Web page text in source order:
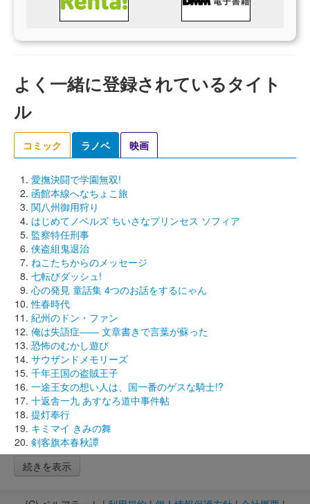
よく一緒に登録されているタイト
ル
コミック ラノベ 映画
愛撫決闘で学園無双!
函館本線へなちょこ旅
関八州御用狩り
はじめてノベルズ ちいさなプリンセス ソフィア
監察特任刑事
侠盗組鬼退治
ねこたちからのメッセージ
七転びダッシュ!
心の発見 童話集 4つのお話をするにゃん
性春時代
紀州のドン・ファン
俺は失語症―― 文章書きで言葉が蘇った
恐怖のむかし遊び
サウザンドメモリーズ
千年王国の盗賊王子
一途王女の想い人は、国一番のゲスな騎士!?
十返舎一九 あすなろ道中事件帖
提灯奉行
キミマイ きみの舞
剣客旗本春秋譚
続きを表示